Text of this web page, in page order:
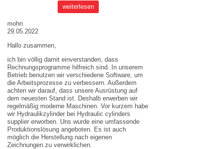
weiterlesen
mohn
29.05.2022
Hallo zusammen,
ich bin völlig damit einverstanden, dass
Rechnungsprogramme hilfreich sind. In unserem
Betrieb benutzen wir verschiedene Software, um
die Arbeitsprozesse zu verbessern. Außerdem
achten wir darauf, dass unsere Ausrüstung auf
dem neuesten Stand ist. Deshalb erwerben wir
regelmäßig moderne Maschinen. Vor kurzem habe
wir Hydraulikzylinder bei Hydraulic cylinders
supplier erworben. Uns wurde eine umfassende
Produktionslösung angeboten. Es ist auch
möglich die Herstellung nach eigenen
Zeichnungen zu verwirklichen.